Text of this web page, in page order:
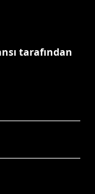
tarafından